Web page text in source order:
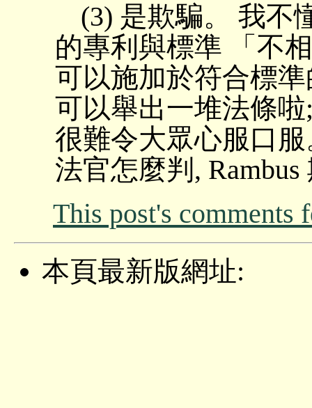
(3) 是欺騙。 我不
的專利與標準 「不
可以施加於符合標
可以舉出一堆法條
很難令大眾心服口服
法官怎麼判,
This post's comments
本頁最新版網址: